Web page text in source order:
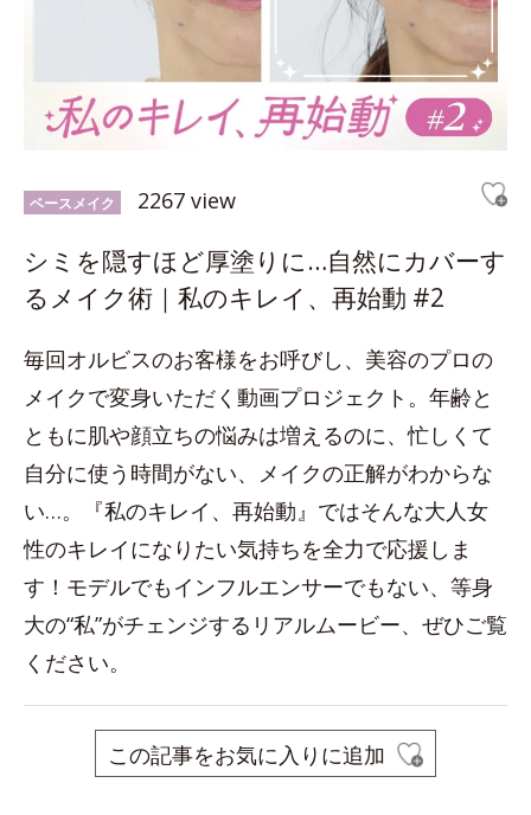
ベースメイク 2267 view
シミを隠すほど厚塗りに…自然にカバーす
るメイク術｜私のキレイ、再始動 #2
毎回オルビスのお客様をお呼びし、美容のプロの
メイクで変身いただく動画プロジェクト。年齢と
ともに肌や顔立ちの悩みは増えるのに、忙しくて
自分に使う時間がない、メイクの正解がわからな
い…。『私のキレイ、再始動』ではそんな大人女
性のキレイになりたい気持ちを全力で応援しま
す！モデルでもインフルエンサーでもない、等身
大の“私”がチェンジするリアルムービー、ぜひご覧
ください。
この記事をお気に入りに追加